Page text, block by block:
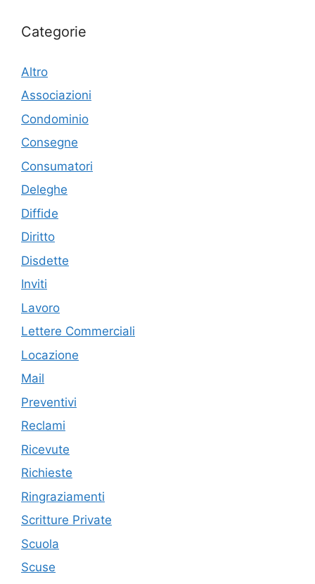
Categorie
Altro
Associazioni
Condominio
Consegne
Consumatori
Deleghe
Diffide
Diritto
Disdette
Inviti
Lavoro
Lettere Commerciali
Locazione
Mail
Preventivi
Reclami
Ricevute
Richieste
Ringraziamenti
Scritture Private
Scuola
Scuse